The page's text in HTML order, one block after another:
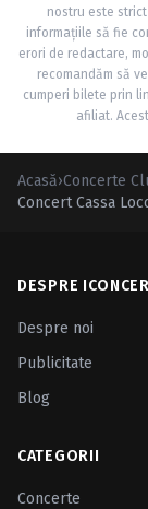
nostru este
informațiile să fie
erori de redactare,
recomandăm să
cumperi bilete prin
afiliat.
Acasă›Concerte
Concert Cassa
DESPRE
Despre noi
Publicitate
Blog
CATEGORII
Concerte